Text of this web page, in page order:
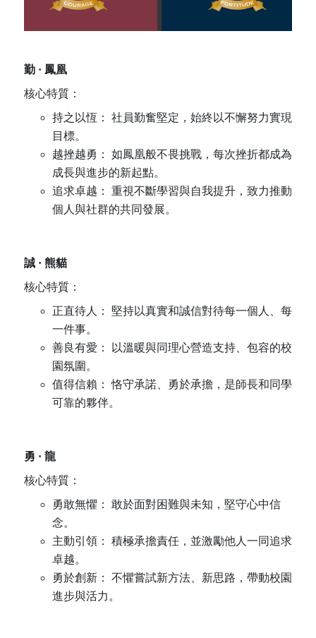
勤 · 鳳凰
核心特質：
持之以恆： 社員勤奮堅定，始終以不懈努力實現
目標。
越挫越勇： 如鳳凰般不畏挑戰，每次挫折都成為
成長與進步的新起點。
追求卓越： 重視不斷學習與自我提升，致力推動
個人與社群的共同發展。
誠 · 熊貓
核心特質：
正直待人： 堅持以真實和誠信對待每一個人、每
一件事。
善良有愛： 以溫暖與同理心營造支持、包容的校
園氛圍。
值得信賴： 恪守承諾、勇於承擔，是師長和同學
可靠的夥伴。
勇 · 龍
核心特質：
勇敢無懼： 敢於面對困難與未知，堅守心中信
念。
主動引領： 積極承擔責任，並激勵他人一同追求
卓越。
勇於創新： 不懼嘗試新方法、新思路，帶動校園
進步與活力。